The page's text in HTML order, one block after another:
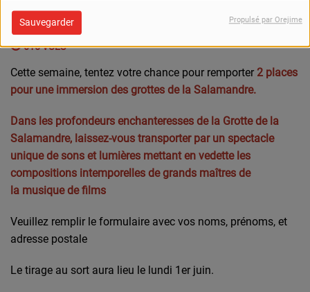
Sauvegarder Propulsé par Orejime
615 VUES
Cette semaine, tentez votre chance pour remporter 2 places
pour une immersion des grottes de la Salamandre.
Dans les profondeurs enchanteresses de la Grotte de la
Salamandre, laissez-vous transporter par un spectacle
unique de sons et lumières mettant en vedette les
compositions intemporelles de grands maîtres de
la musique de films
Veuillez remplir le formulaire avec vos noms, prénoms, et
adresse postale
Le tirage au sort aura lieu le lundi 1er juin.